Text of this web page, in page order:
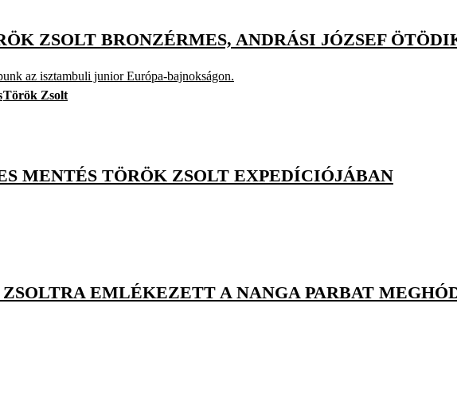
ZSOLT BRONZÉRMES, ANDRÁSI JÓZSEF
az isztambuli junior Európa-bajnokságon.
Török Zsolt
MENTÉS TÖRÖK ZSOLT EXPEDÍCIÓJÁBAN
ZSOLTRA EMLÉKEZETT A NANGA PARBAT